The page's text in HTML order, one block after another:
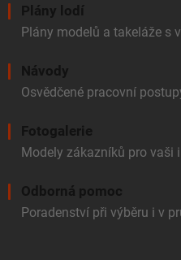
Plány lodí
Plány modelů a takeláže s
Návody
Osvědčené pracovní
Fotogalerie
Modely zákazníků pro vaši
Odborná pomoc
Poradenství při výběru i v